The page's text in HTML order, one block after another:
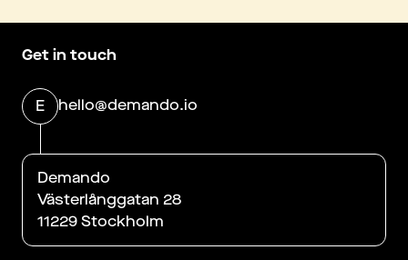
Get in touch
E hello@demando.io
Demando
Västerlånggatan 28
11229 Stockholm